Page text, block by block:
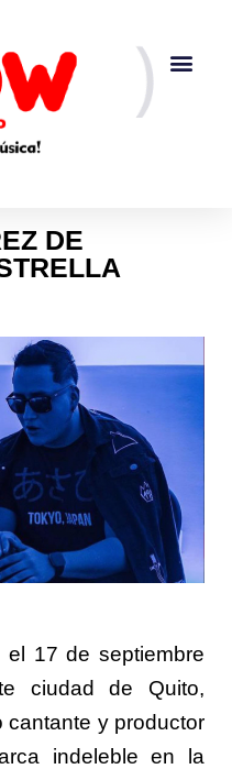
DE
el 17 de septiembre
ciudad de Quito,
cantante y productor
indeleble en la